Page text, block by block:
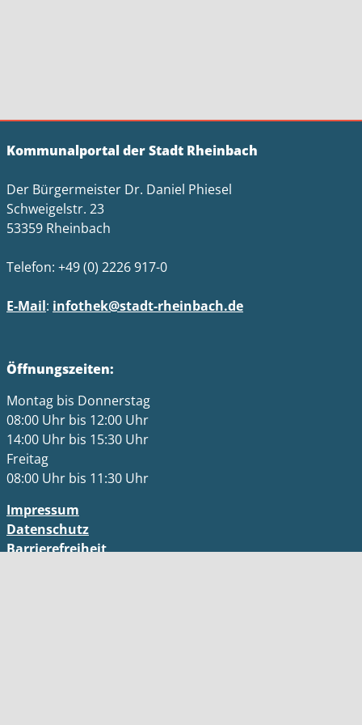
Kommunalportal der Stadt Rheinbach
Der Bürgermeister Dr. Daniel Phiesel
Schweigelstr. 23
53359 Rheinbach
Telefon: +49 (0) 2226 917-0
E-Mail: infothek@stadt-rheinbach.de
Öffnungszeiten:
Montag bis Donnerstag
08:00 Uhr bis 12:00 Uhr
14:00 Uhr bis 15:30 Uhr
Freitag
08:00 Uhr bis 11:30 Uhr
Impressum
Datenschutz
Barrierefreiheit